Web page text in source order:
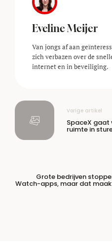
Eveline Meijer
Van jongs af aan
zich verbazen over de
internet en in beveiliging.
Vorige artikel
SpaceX gaat
ruimte in
Grote bedrijven
Watch-apps, maar dat